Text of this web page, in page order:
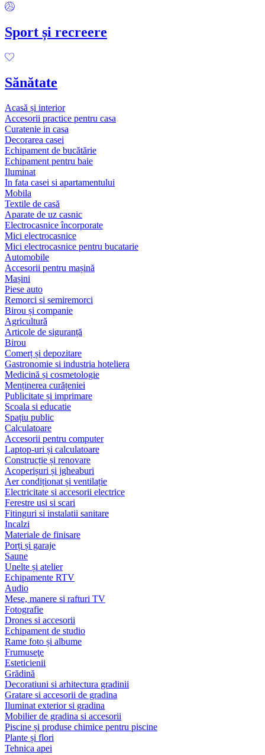
Sport și recreere
Sănătate
Acasă și interior
Accesorii practice pentru casa
Curatenie in casa
Decorarea casei
Echipament de bucătărie
Echipament pentru baie
Iluminat
In fata casei si apartamentului
Mobila
Textile de casă
Aparate de uz casnic
Electrocasnice încorporate
Mici electrocasnice
Mici electrocasnice pentru bucatarie
Automobile
Accesorii pentru mașină
Mașini
Piese auto
Remorci si semiremorci
Birou și companie
Agricultură
Articole de siguranță
Birou
Comerț și depozitare
Gastronomie si industria hoteliera
Medicină și cosmetologie
Menținerea curățeniei
Publicitate și imprimare
Scoala si educatie
Spațiu public
Calculatoare
Accesorii pentru computer
Laptop-uri și calculatoare
Construcție și renovare
Acoperișuri și jgheaburi
Aer condiționat și ventilație
Electricitate si accesorii electrice
Ferestre usi si scari
Fitinguri si instalatii sanitare
Incalzi
Materiale de finisare
Porți și garaje
Saune
Unelte și atelier
Echipamente RTV
Audio
Mese, manere si rafturi TV
Fotografie
Drones si accesorii
Echipament de studio
Rame foto și albume
Frumuseţe
Esteticienii
Grădină
Decoratiuni si arhitectura gradinii
Gratare si accesorii de gradina
Iluminat exterior si gradina
Mobilier de gradina si accesorii
Piscine și produse chimice pentru piscine
Plante și flori
Tehnica apei